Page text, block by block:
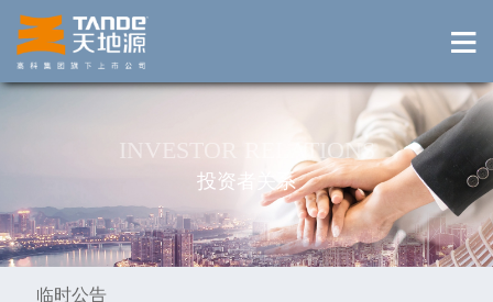
INVESTOR RELATIONS
投资者关系
临时公告